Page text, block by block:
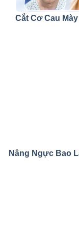
Cắt Cơ Cau
Nâng Ngực Bao